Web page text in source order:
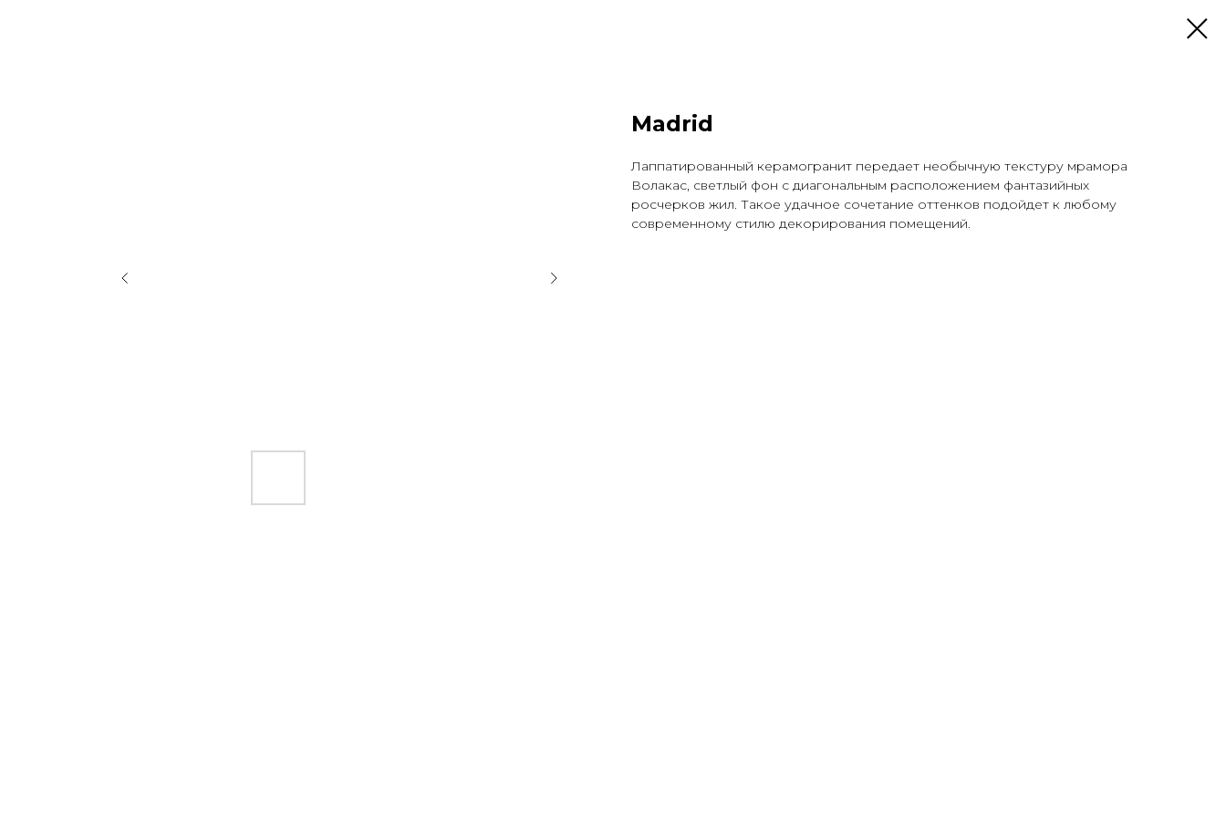
Madrid
Лаппатированный керамогранит передает необычную текстуру мрамора
Волакас, светлый фон с диагональным расположением фантазийных
росчерков жил. Такое удачное сочетание оттенков подойдет к любому
современному стилю декорирования помещений.